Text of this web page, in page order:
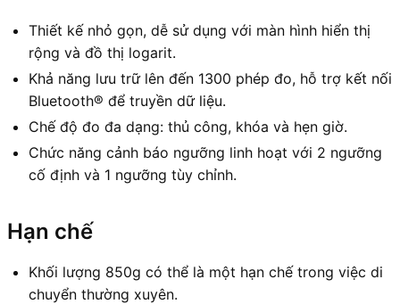
Thiết kế nhỏ gọn, dễ sử dụng với màn hình hiển thị
rộng và đồ thị logarit.
Khả năng lưu trữ lên đến 1300 phép đo, hỗ trợ kết nối
Bluetooth® để truyền dữ liệu.
Chế độ đo đa dạng: thủ công, khóa và hẹn giờ.
Chức năng cảnh báo ngưỡng linh hoạt với 2 ngưỡng
cố định và 1 ngưỡng tùy chỉnh.
Hạn chế
Khối lượng 850g có thể là một hạn chế trong việc di
chuyển thường xuyên.